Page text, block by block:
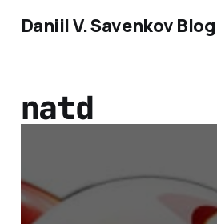
Daniil V. Savenkov Blog
natd